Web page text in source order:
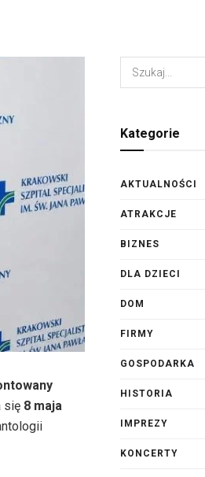
się 8 maja
Kategorie
AKTUALNOŚCI
ATRAKCJE
BIZNES
DLA DZIECI
DOM
FIRMY
GOSPODARKA
HISTORIA
IMPREZY
KONCERTY